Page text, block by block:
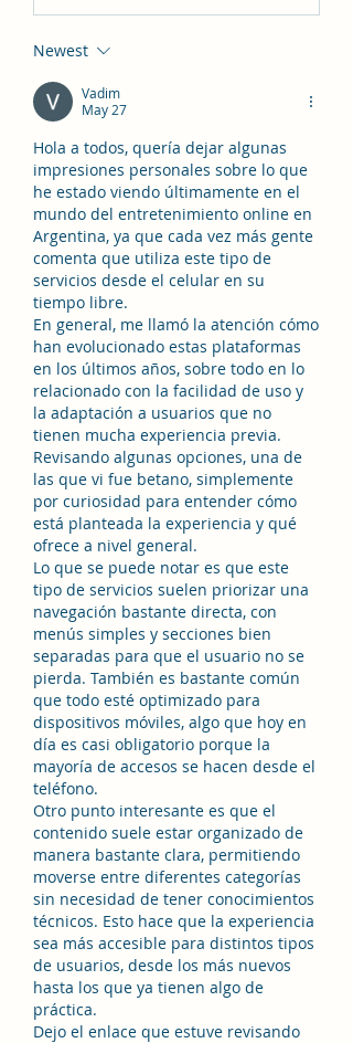
Newest
Vadim
May 27
Hola a todos, quería dejar algunas
impresiones personales sobre lo que
he estado viendo últimamente en el
mundo del entretenimiento online en
Argentina, ya que cada vez más gente
comenta que utiliza este tipo de
servicios desde el celular en su
tiempo libre.
En general, me llamó la atención cómo
han evolucionado estas plataformas
en los últimos años, sobre todo en lo
relacionado con la facilidad de uso y
la adaptación a usuarios que no
tienen mucha experiencia previa.
Revisando algunas opciones, una de
las que vi fue betano, simplemente
por curiosidad para entender cómo
está planteada la experiencia y qué
ofrece a nivel general.
Lo que se puede notar es que este
tipo de servicios suelen priorizar una
navegación bastante directa, con
menús simples y secciones bien
separadas para que el usuario no se
pierda. También es bastante común
que todo esté optimizado para
dispositivos móviles, algo que hoy en
día es casi obligatorio porque la
mayoría de accesos se hacen desde el
teléfono.
Otro punto interesante es que el
contenido suele estar organizado de
manera bastante clara, permitiendo
moverse entre diferentes categorías
sin necesidad de tener conocimientos
técnicos. Esto hace que la experiencia
sea más accesible para distintos tipos
de usuarios, desde los más nuevos
hasta los que ya tienen algo de
práctica.
Dejo el enlace que estuve revisando